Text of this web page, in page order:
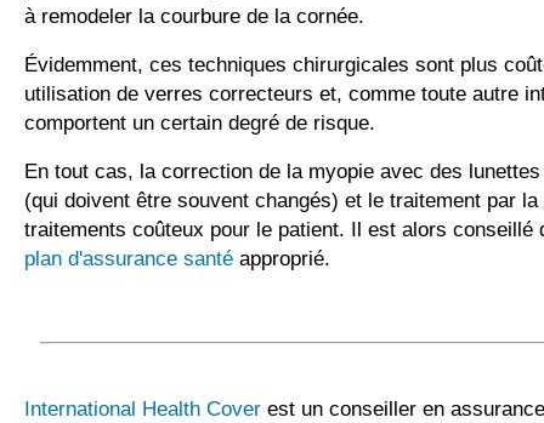
à remodeler la courbure de la cornée.
Évidemment, ces techniques chirurgicales sont plus
utilisation de verres correcteurs et, comme toute autre
comportent un certain degré de risque.
En tout cas, la correction de la myopie avec des
(qui doivent être souvent changés) et le traitement par
traitements coûteux pour le patient. Il est alors conseillé
plan d'assurance santé approprié.
International Health Cover est un conseiller en